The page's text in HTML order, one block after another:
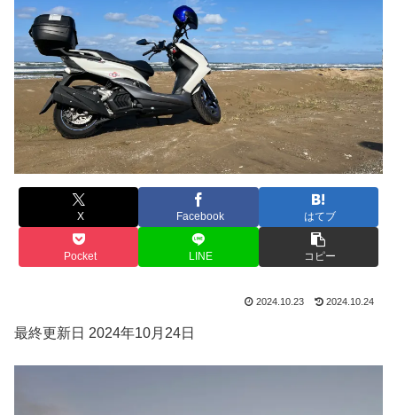
X Facebook はてブ
Pocket LINE コピー
2024.10.23 2024.10.24
最終更新日 2024年10月24日